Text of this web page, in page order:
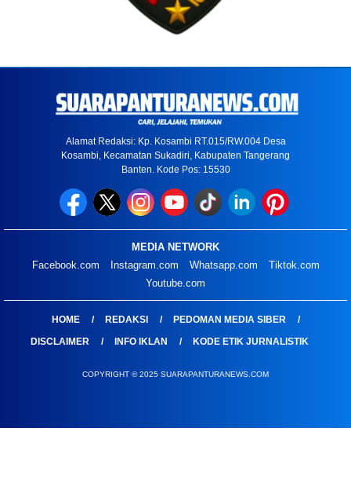
Alamat Redaksi: Kp. Kosambi RT.015/RW.004 Desa
Kosambi, Kecamatan Sukadiri, Kabupaten Tangerang
Banten. Kode Pos: 15530
MEDIA NETWORK
Facebook.com
Instagram.com Whatsapp.com
Tiktok.com
Youtube.com
HOME REDAKSI
PEDOMAN MEDIA SIBER
DISCLAIMER
INFO IKLAN KODE ETIK JURNALISTIK
COPYRIGHT © 2025 SUARAPANTURANEWS.COM